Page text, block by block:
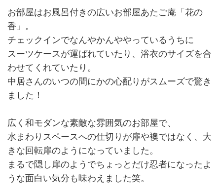
お部屋はお風呂付きの広いお部屋あたご庵「花の
香」。
チェックインでなんやかんややっているうちに
スーツケースが運ばれていたり、浴衣のサイズを合
わせてくれていたり。
中居さんのいつの間にかの心配りがスムーズで驚き
ました！
広く和モダンな素敵な雰囲気のお部屋で、
水まわりスペースへの仕切りが扉や襖ではなく、大
きな回転扉のようになっていました。
まるで隠し扉のようでちょっとだけ忍者になったよ
うな面白い気分も味わえました笑。